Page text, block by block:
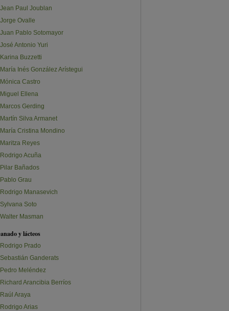
Jean Paul Joublan
Jorge Ovalle
Juan Pablo Sotomayor
José Antonio Yuri
Karina Buzzetti
María Inés González Arístegui
Mónica Castro
Miguel Ellena
Marcos Gerding
Martín Silva Armanet
María Cristina Mondino
Maritza Reyes
Rodrigo Acuña
Pilar Bañados
Pablo Grau
Rodrigo Manasevich
Sylvana Soto
Walter Masman
y lácteos
Rodrigo Prado
Sebastián Ganderats
Pedro Meléndez
Richard Arancibia Berríos
Raúl Araya
Rodrigo Arias